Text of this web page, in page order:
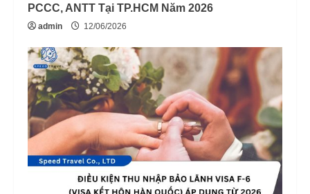
PCCC, ANTT Tại TP.HCM Năm 2026
admin 12/06/2026